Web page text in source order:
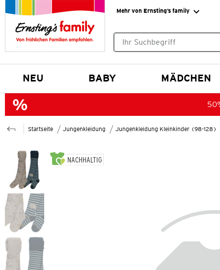
Mehr von Ernsting’s family
NEU BABY MÄDCHEN
Startseite Jungenkleidung Jungenkleidung Kleinkinder (98-128)
NACHHALTIG